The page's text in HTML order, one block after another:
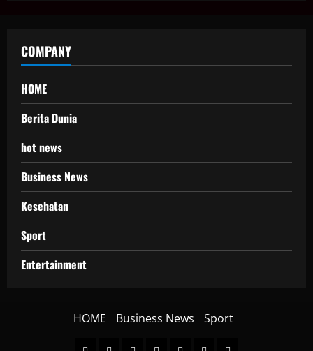
COMPANY
HOME
Berita Dunia
hot news
Business News
Kesehatan
Sport
Entertainment
HOME Business News Sport
HOMEBeritahot BusinessKesehatan
SportEntertainment